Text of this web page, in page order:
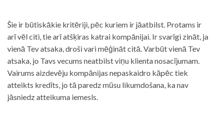
Šie ir būtiskākie kritēriji, pēc kuriem ir jāatbilst. Protams ir
arī vēl citi, tie arī atšķiras katrai kompānijai. Ir svarīgi zināt, ja
vienā Tev atsaka, droši vari mēģināt citā. Varbūt vienā Tev
atsaka, jo Tavs vecums neatbilst viņu klienta nosacījumam.
Vairums aizdevēju kompānijas nepaskaidro kāpēc tiek
atteikts kredīts, jo tā paredz mūsu likumdošana, ka nav
jāsniedz atteikuma iemesls.